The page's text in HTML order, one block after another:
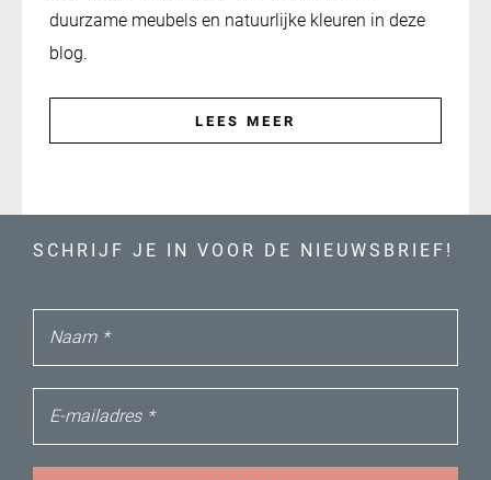
duurzame meubels en natuurlijke kleuren in deze
blog.
LEES MEER
SCHRIJF JE IN VOOR DE NIEUWSBRIEF!
Naam *
E-mailadres *